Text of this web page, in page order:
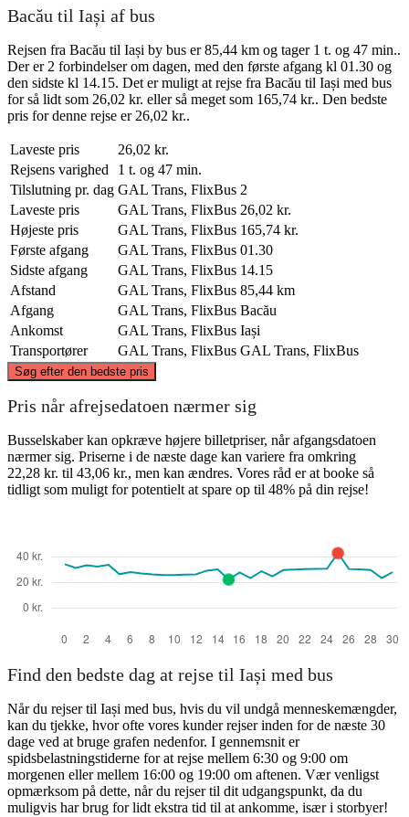
Bacău til Iași af bus
Rejsen fra Bacău til Iași by bus er 85,44 km og tager 1 t. og 47 min..
Der er 2 forbindelser om dagen, med den første afgang kl 01.30 og
den sidste kl 14.15. Det er muligt at rejse fra Bacău til Iași med bus
for så lidt som 26,02 kr. eller så meget som 165,74 kr.. Den bedste
pris for denne rejse er 26,02 kr..
Laveste pris
26,02 kr.
Rejsens varighed
1 t. og 47 min.
Tilslutning pr. dag GAL Trans, FlixBus 2
Laveste pris
GAL Trans, FlixBus 26,02 kr.
Højeste pris
GAL Trans, FlixBus 165,74 kr.
Første afgang
GAL Trans, FlixBus 01.30
Sidste afgang
GAL Trans, FlixBus 14.15
Afstand
GAL Trans, FlixBus 85,44 km
Afgang
GAL Trans, FlixBus Bacău
Ankomst
GAL Trans, FlixBus Iași
Transportører
GAL Trans, FlixBus GAL Trans, FlixBus
Søg efter den bedste pris
Bacău
©CARTO, ©OpenStreetMap contributors
Pris når afrejsedatoen nærmer sig
Busselskaber kan opkræve højere billetpriser, når afgangsdatoen
nærmer sig. Priserne i de næste dage kan variere fra omkring
22,28 kr. til 43,06 kr., men kan ændres. Vores råd er at booke så
tidligt som muligt for potentielt at spare op til 48% på din rejse!
Find den bedste dag at rejse til Iași med bus
Når du rejser til Iași med bus, hvis du vil undgå menneskemængder,
kan du tjekke, hvor ofte vores kunder rejser inden for de næste 30
dage ved at bruge grafen nedenfor. I gennemsnit er
spidsbelastningstiderne for at rejse mellem 6:30 og 9:00 om
morgenen eller mellem 16:00 og 19:00 om aftenen. Vær venligst
opmærksom på dette, når du rejser til dit udgangspunkt, da du
muligvis har brug for lidt ekstra tid til at ankomme, især i storbyer!